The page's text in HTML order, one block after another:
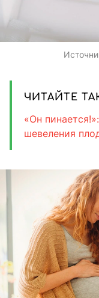
ЧИТАЙТЕ
«Он
шевеления